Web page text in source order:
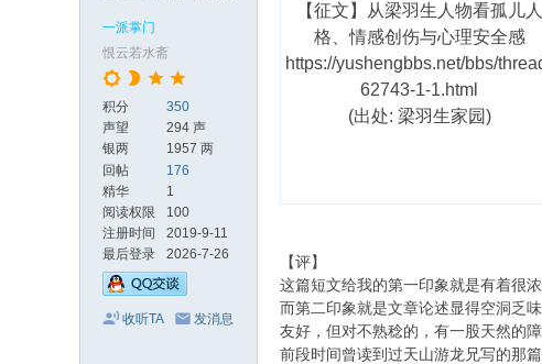
一派掌门
恨云若水斋
积分
350
声望
294 声
银两
1957 两
回帖
176
精华
1
阅读权限
100
注册时间
2019-9-11
最后登录
2026-7-26
收听TA 发消息
【征文】从梁羽生人物看孤儿人
格、情感创伤与心理安全感
https://yushengbbs.net/bbs/
62743-1-1.html
(出处: 梁羽生家园)
【评】
这篇短文给我的第一印象就是有着很
而第二印象就是文章论述显得空洞乏
友好，但对不熟稔的，有一股天然的
前段时间曾读到过天山游龙兄写的那